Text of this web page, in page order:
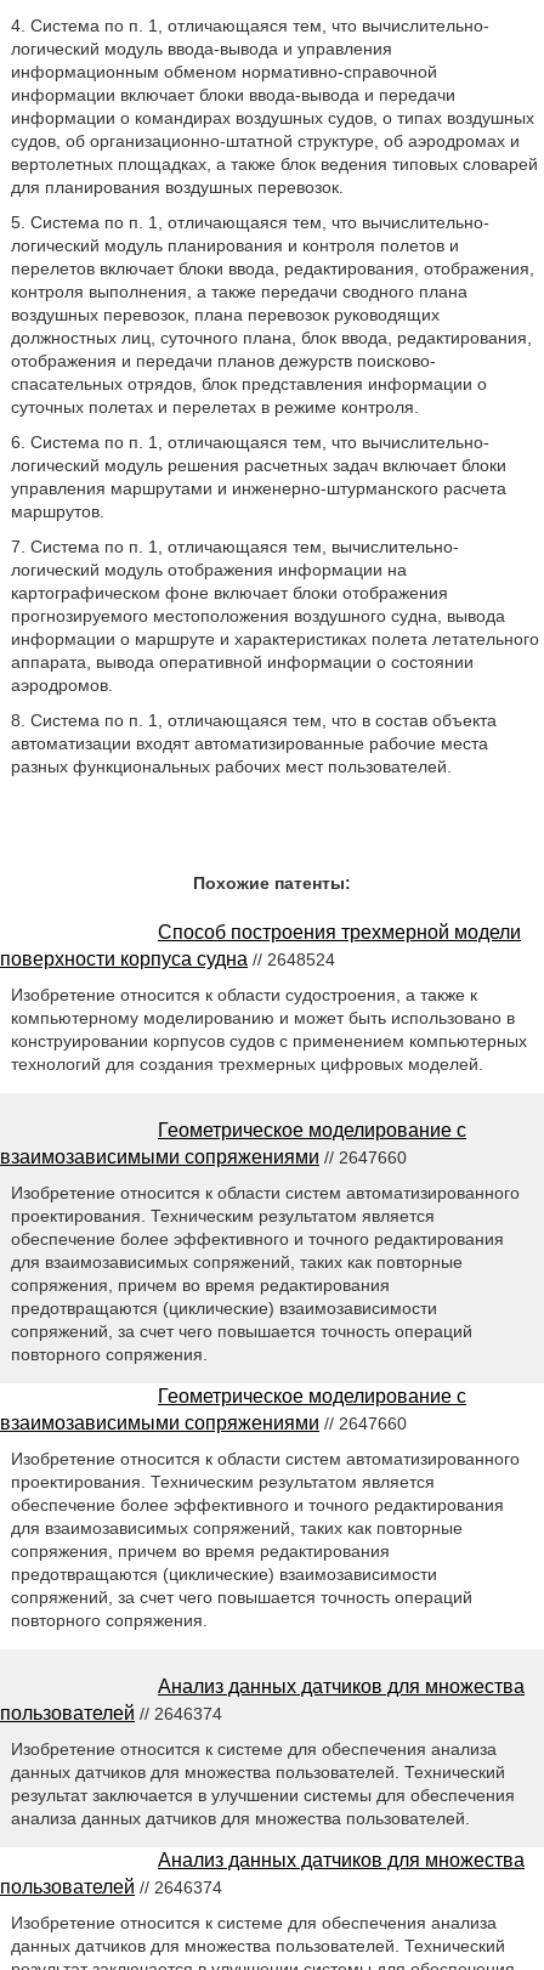
4. Система по п. 1, отличающаяся тем, что вычислительно-
логический модуль ввода-вывода и управления
информационным обменом нормативно-справочной
информации включает блоки ввода-вывода и передачи
информации о командирах воздушных судов, о типах воздушных
судов, об организационно-штатной структуре, об аэродромах и
вертолетных площадках, а также блок ведения типовых словарей
для планирования воздушных перевозок.
5. Система по п. 1, отличающаяся тем, что вычислительно-
логический модуль планирования и контроля полетов и
перелетов включает блоки ввода, редактирования, отображения,
контроля выполнения, а также передачи сводного плана
воздушных перевозок, плана перевозок руководящих
должностных лиц, суточного плана, блок ввода, редактирования,
отображения и передачи планов дежурств поисково-
спасательных отрядов, блок представления информации о
суточных полетах и перелетах в режиме контроля.
6. Система по п. 1, отличающаяся тем, что вычислительно-
логический модуль решения расчетных задач включает блоки
управления маршрутами и инженерно-штурманского расчета
маршрутов.
7. Система по п. 1, отличающаяся тем, вычислительно-
логический модуль отображения информации на
картографическом фоне включает блоки отображения
прогнозируемого местоположения воздушного судна, вывода
информации о маршруте и характеристиках полета летательного
аппарата, вывода оперативной информации о состоянии
аэродромов.
8. Система по п. 1, отличающаяся тем, что в состав объекта
автоматизации входят автоматизированные рабочие места
разных функциональных рабочих мест пользователей.
Похожие патенты:
Способ построения трехмерной модели
поверхности корпуса судна // 2648524
Изобретение относится к области судостроения, а также к
компьютерному моделированию и может быть использовано в
конструировании корпусов судов с применением компьютерных
технологий для создания трехмерных цифровых моделей.
Геометрическое моделирование с
взаимозависимыми сопряжениями // 2647660
Изобретение относится к области систем автоматизированного
проектирования. Техническим результатом является
обеспечение более эффективного и точного редактирования
для взаимозависимых сопряжений, таких как повторные
сопряжения, причем во время редактирования
предотвращаются (циклические) взаимозависимости
сопряжений, за счет чего повышается точность операций
повторного сопряжения.
Геометрическое моделирование с
взаимозависимыми сопряжениями // 2647660
Изобретение относится к области систем автоматизированного
проектирования. Техническим результатом является
обеспечение более эффективного и точного редактирования
для взаимозависимых сопряжений, таких как повторные
сопряжения, причем во время редактирования
предотвращаются (циклические) взаимозависимости
сопряжений, за счет чего повышается точность операций
повторного сопряжения.
Анализ данных датчиков для множества
пользователей // 2646374
Изобретение относится к системе для обеспечения анализа
данных датчиков для множества пользователей. Технический
результат заключается в улучшении системы для обеспечения
анализа данных датчиков для множества пользователей.
Анализ данных датчиков для множества
пользователей // 2646374
Изобретение относится к системе для обеспечения анализа
данных датчиков для множества пользователей. Технический